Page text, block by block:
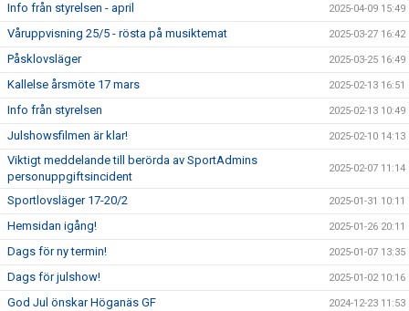
Info från styrelsen - april 2025-04-09 15:49
Våruppvisning 25/5 - rösta på musiktemat 2025-03-27 16:42
Påsklovsläger 2025-03-25 16:49
Kallelse årsmöte 17 mars 2025-02-13 16:51
Info från styrelsen 2025-02-13 10:49
Julshowsfilmen är klar! 2025-02-10 14:13
Viktigt meddelande till berörda av SportAdmins
personuppgiftsincident
2025-02-07 11:14
Sportlovsläger 17-20/2 2025-01-31 10:11
Hemsidan igång! 2025-01-26 20:11
Dags för ny termin! 2025-01-07 13:35
Dags för julshow! 2025-01-02 10:16
God Jul önskar Höganäs GF 2024-12-23 11:53